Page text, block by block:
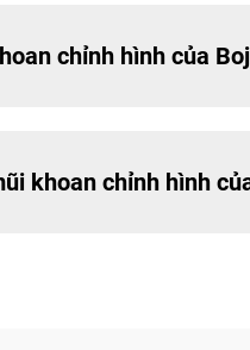
chỉnh hình của
khoan chỉnh hình